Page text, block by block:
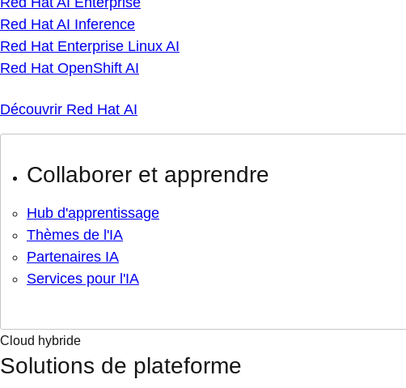
Red Hat AI Inference
Red Hat Enterprise Linux AI
Red Hat OpenShift AI
Découvrir Red Hat AI
Collaborer et apprendre
Hub d'apprentissage
Thèmes de l'IA
Partenaires IA
Services pour l'IA
Cloud hybride
Solutions de plateforme